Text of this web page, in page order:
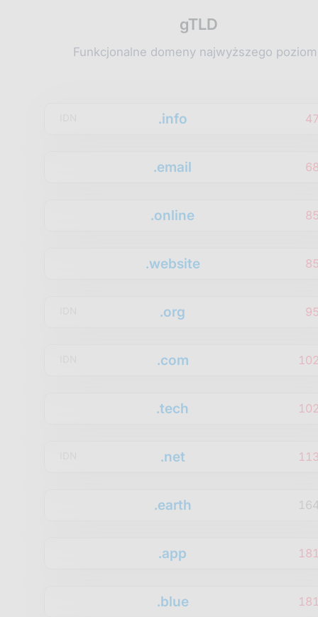
gTLD
Funkcjonalne domeny najwyższego
.info
.email
.online
.website
.org
.com
.tech
.net
.earth
.app
.blue